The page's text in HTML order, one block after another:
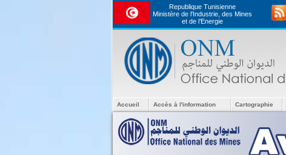
Republique Tunisienne
Ministère de l'Industrie, des Mines
et de l’Energie
Accueil Accès à l'information Cartographie